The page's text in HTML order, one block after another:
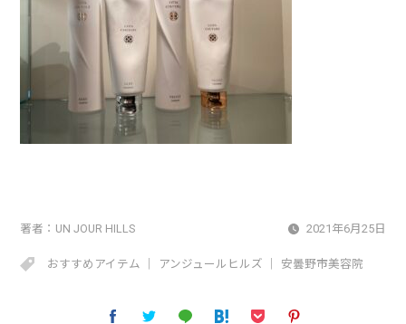
著者： UN JOUR HILLS 2021年6月25日
おすすめアイテム アンジュールヒルズ 安曇野市美容院